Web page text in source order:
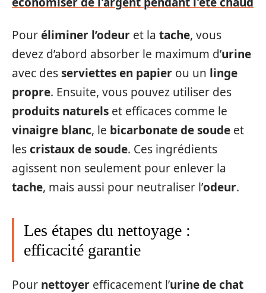
Pouréliminer l’odeur et la tache, vous
devez d’abord absorber le maximum d’urine
avec desserviettes en papier ou un linge
propre. Ensuite, vous pouvez utiliser des
produits naturels et efficaces comme le
vinaigre blanc, le bicarbonate de soude et
lescristaux de soude. Ces ingrédients
agissent non seulement pour enlever la
tache, mais aussi pour neutraliser l’odeur.
Les étapes du nettoyage :
efficacité garantie
Pour nettoyer efficacement l’urine de chat